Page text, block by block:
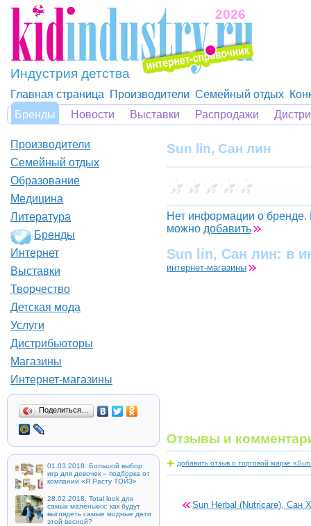
2026
Индустрия детства
Главная страница Производители Семейный отдых
Бренды
Новости Выставки Распродажи
Производители
Семейный отдых
Образование
Медицина
Литература
Бренды
Интернет
Выставки
Творчество
Детская мода
Услуги
Дистрибьюторы
Магазины
Интернет-магазины
Поделиться…
01.03.2018. Большой выбор
игр для девочек – подборка от
компании «Я Расту ТОЙЗ»
28.02.2018. Total look для
самых маленьких: как будут
выглядеть самые модные дети
этой весной?
Sun lin, Сан лин
Нет информации о
можно добавить
Sun lin, Сан лин: в
интернет-магазины
Отзывы и
добавить отзыв о торговой марке
Sun Herbal (Nutricare), Сан